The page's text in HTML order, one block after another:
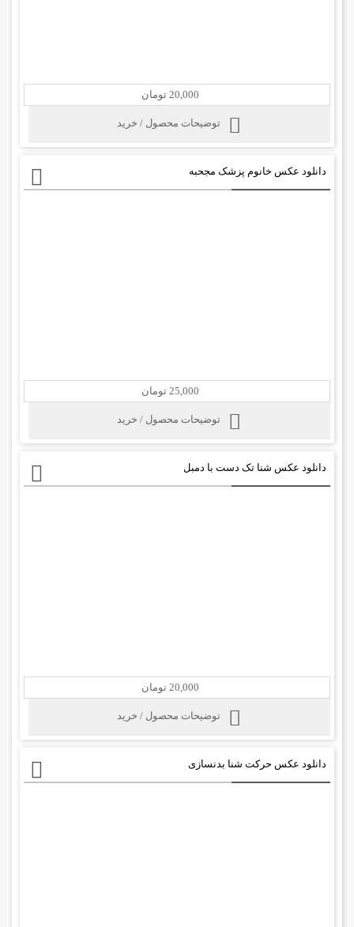
20,000 تومان
توضیحات محصول / خرید
دانلود عکس خانوم پزشک مجحبه
25,000 تومان
توضیحات محصول / خرید
دانلود عکس شنا تک دست با دمبل
20,000 تومان
توضیحات محصول / خرید
دانلود عکس حرکت شنا بدنسازی